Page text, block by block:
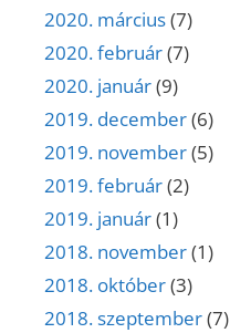
2020. március(7)
2020. február(7)
2020. január(9)
2019. december(6)
2019. november(5)
2019. február(2)
2019. január(1)
2018. november(1)
2018. október(3)
2018. szeptember(7)